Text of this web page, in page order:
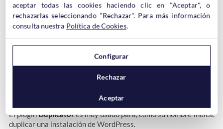
Vulnerabilidad en Duplicator 1.2.2X
El pluginDuplicatores muy usado para, como su nombre indica,
duplicar una instalación de WordPress.
aceptar todas las cookies haciendo clic en "Aceptar", o
rechazarlas seleccionando "Rechazar". Para más información
consulta nuestra Política de Cookies.
Configurar
Rechazar
Aceptar